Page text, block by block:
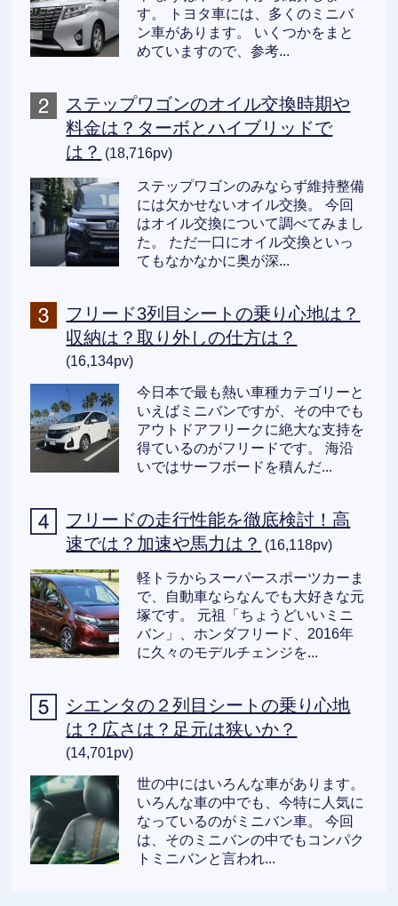
す。 トヨタ車には、多くのミニバ
ン車があります。 いくつかをまと
めていますので、参考...
ステップワゴンのオイル交換時期や
料金は？ターボとハイブリッドで
は？ (18,716pv)
ステップワゴンのみならず維持整備
には欠かせないオイル交換。 今回
はオイル交換について調べてみまし
た。 ただ一口にオイル交換といっ
てもなかなかに奥が深...
フリード3列目シートの乗り心地は？
収納は？取り外しの仕方は？
(16,134pv)
今日本で最も熱い車種カテゴリーと
いえばミニバンですが、その中でも
アウトドアフリークに絶大な支持を
得ているのがフリードです。 海沿
いではサーフボードを積んだ...
フリードの走行性能を徹底検討！高
速では？加速や馬力は？ (16,118pv)
軽トラからスーパースポーツカーま
で、自動車ならなんでも大好きな元
塚です。 元祖「ちょうどいいミニ
バン」、ホンダフリード、2016年
に久々のモデルチェンジを...
シエンタの２列目シートの乗り心地
は？広さは？足元は狭いか？
(14,701pv)
世の中にはいろんな車があります。
いろんな車の中でも、今特に人気に
なっているのがミニバン車。 今回
は、そのミニバンの中でもコンパク
トミニバンと言われ...